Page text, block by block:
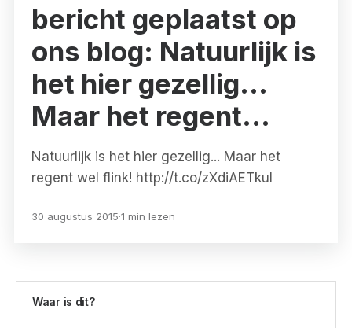
bericht geplaatst op
ons blog: Natuurlijk is
het hier gezellig…
Maar het regent…
Natuurlijk is het hier gezellig... Maar het
regent wel flink! http://t.co/zXdiAETkuI
30 augustus 2015·1 min lezen
Waar is dit?